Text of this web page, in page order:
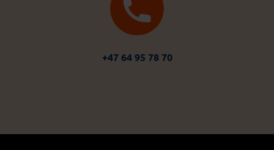
+47 64 95 78 70